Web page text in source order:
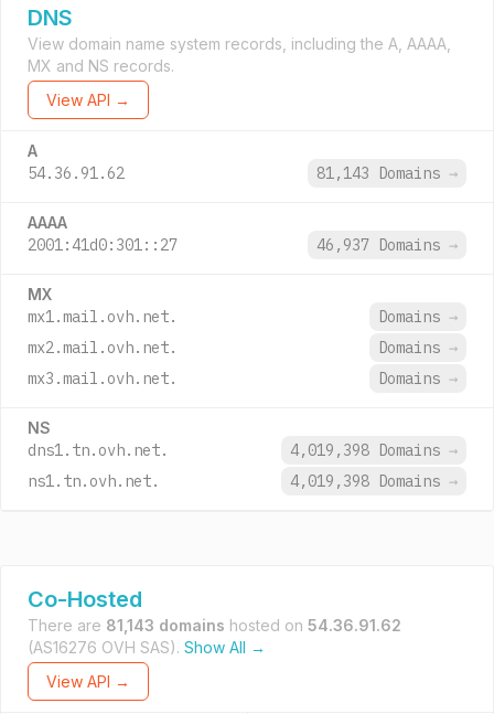
DNS
View domain name system records, including the A, AAAA,
MX and NS records.
View API →
A
54.36.91.62 81,143 Domains →
AAAA
2001:41d0:301::27 46,937 Domains →
MX
mx1.mail.ovh.net. Domains →
mx2.mail.ovh.net.
Domains →
mx3.mail.ovh.net.
Domains →
NS
dns1.tn.ovh.net. 4,019,398 Domains →
ns1.tn.ovh.net.
4,019,398 Domains →
Co-Hosted
There are 81,143 domains hosted on 54.36.91.62
(AS16276 OVH SAS). Show All →
View API →